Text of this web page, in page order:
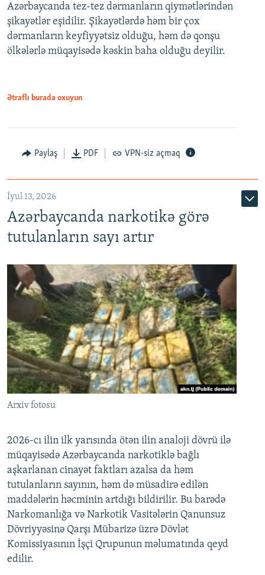
Azərbaycanda tez-tez dərmanların qiymətlərindən
şikayətlər eşidilir. Şikayətlərdə həm bir çox
dərmanların keyfiyyətsiz olduğu, həm də qonşu
ölkələrlə müqayisədə kəskin baha olduğu deyilir.
Ətraflı burada oxuyun
Paylaş PDF VPN-siz açmaq
İyul 13, 2026
Azərbaycanda narkotikə görə
tutulanların sayı artır
Arxiv fotosu
2026-cı ilin ilk yarısında ötən ilin analoji dövrü ilə
müqayisədə Azərbaycanda narkotiklə bağlı
aşkarlanan cinayət faktları azalsa da həm
tutulanların sayının, həm də müsadirə edilən
maddələrin həcminin artdığı bildirilir. Bu barədə
Narkomanlığa və Narkotik Vasitələrin Qanunsuz
Dövriyyəsinə Qarşı Mübarizə üzrə Dövlət
Komissiyasının İşçi Qrupunun məlumatında qeyd
edilir.